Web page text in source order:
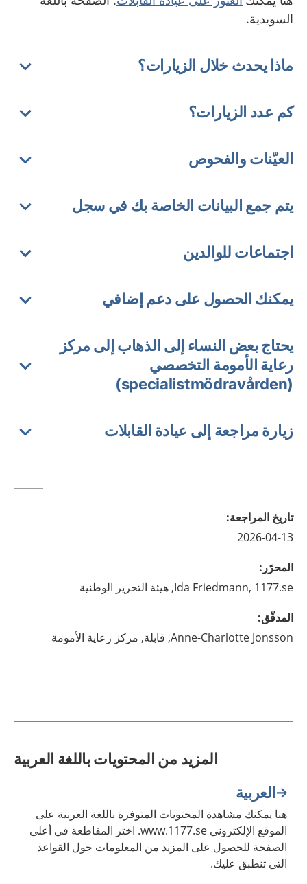
السويدية.
ماذا يحدث خلال الزيارات؟
كم عدد الزيارات؟
العيّنات والفحوص
يتم جمع البيانات الخاصة بك في سجل
اجتماعات للوالدين
يمكنك الحصول على دعم إضافي
يحتاج بعض النساء إلى الذهاب إلى مركز
رعاية الأمومة التخصصي
(specialistmödravården)
زيارة مراجعة إلى عيادة القابلات
تاريخ المراجعة:
2026-04-13
المحرّر :
Ida Friedmann, 1177.se, هيئة التحرير الوطنية
المدقّق:
Anne-Charlotte Jonsson, قابلة, مركز رعاية الأمومة
المزيد من المحتويات باللغة العربية
العربية
هنا يمكنك مشاهدة المحتويات المتوفرة باللغة العربية على
الموقع الإلكتروني www.1177.se. اختر المقاطعة في أعلى
الصفحة للحصول على المزيد من المعلومات حول القواعد
التي تنطبق عليك.